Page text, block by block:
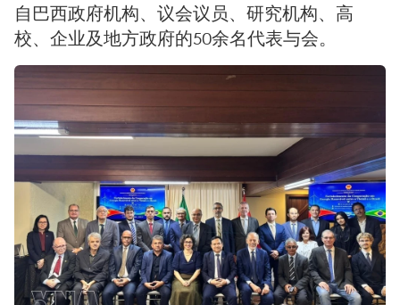
自巴西政府机构、议会议员、研究机构、高
校、企业及地方政府的50余名代表与会。